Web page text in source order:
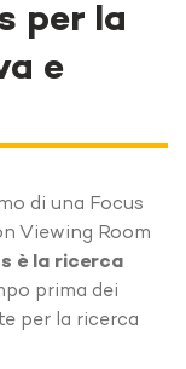
per la
e
di una Focus
Viewing Room
è la ricerca
prima dei
per la ricerca